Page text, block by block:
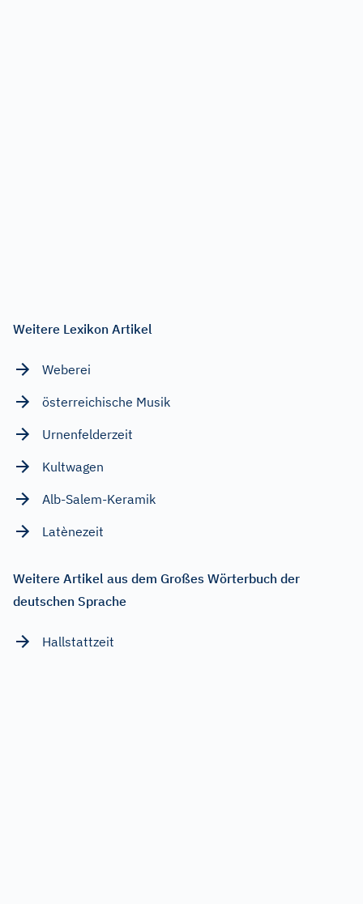
Weitere Lexikon Artikel
Weberei
österreichische Musik
Urnenfelderzeit
Kultwagen
Alb-Salem-Keramik
Latènezeit
Weitere Artikel aus dem Großes Wörterbuch der
deutschen Sprache
Hallstattzeit